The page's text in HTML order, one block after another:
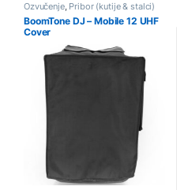
Ozvučenje, Pribor (kutije & stalci)
BoomTone DJ – Mobile 12 UHF
Cover